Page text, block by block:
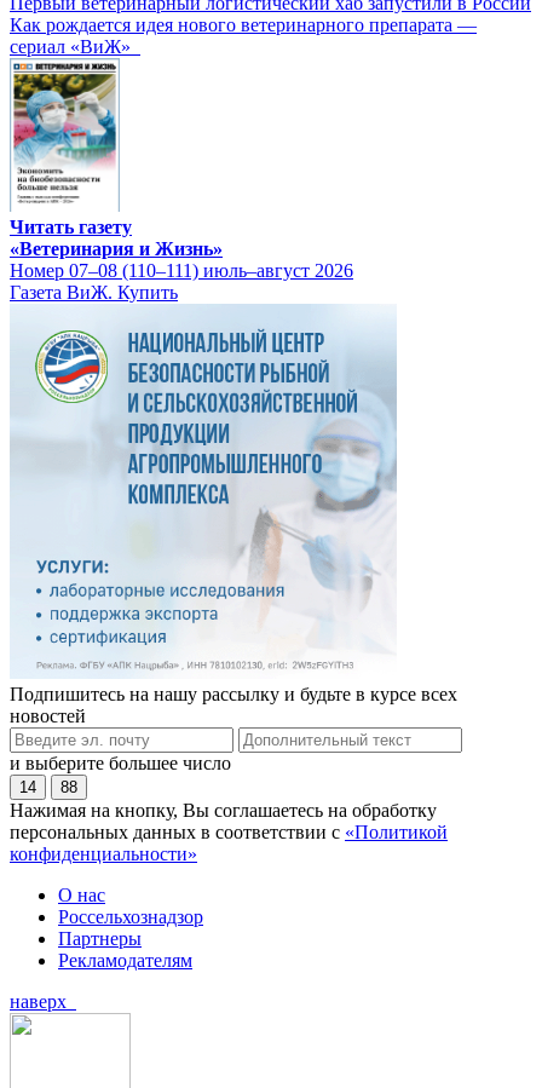
Как рождается идея нового ветеринарного препарата —
сериал «ВиЖ»
Читать газету
«Ветеринария и Жизнь»
Номер 07–08 (110–111) июль–август 2026
Газета ВиЖ. Купить
Подпишитесь на нашу рассылку и будьте в курсе всех
новостей
и выберите большее число
14 88
Нажимая на кнопку, Вы соглашаетесь на обработку
персональных данных в соответствии с «Политикой
конфиденциальности»
О нас
Россельхознадзор
Партнеры
Рекламодателям
наверх